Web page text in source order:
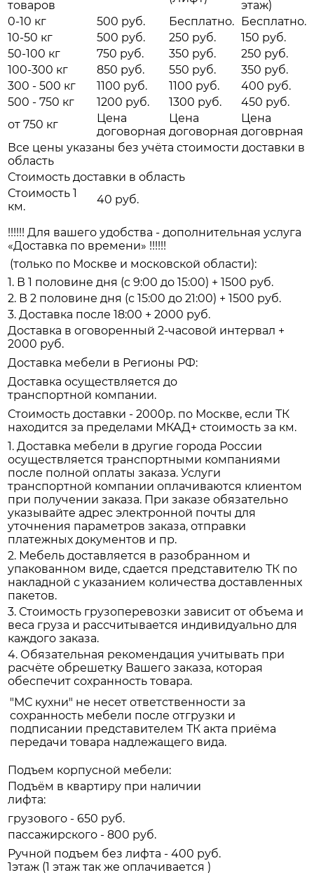
товаров
этаж)
0-10 кг
500 руб. Бесплатно.
Бесплатно.
10-50 кг
500 руб. 250 руб.
150 руб.
50-100 кг
750 руб. 350 руб.
250 руб.
100-300 кг
850 руб. 550 руб.
350 руб.
300 - 500 кг
1100 руб. 1100 руб.
400 руб.
500 - 750 кг
1200 руб. 1300 руб.
450 руб.
от 750 кг
Цена
договорная
Цена
договорная
Цена
договрная
Все цены указаны без учёта стоимости доставки в
область
Стоимость доставки в область
Стоимость 1
км.
40 руб.
!!!!!! Для вашего удобства - дополнительная услуга
«Доставка по времени» !!!!!!
(только по Москве и московской области):
1. В 1 половине дня (с 9:00 до 15:00) + 1500 руб.
2. В 2 половине дня (с 15:00 до 21:00) + 1500 руб.
3. Доставка после 18:00 + 2000 руб.
Доставка в оговоренный 2-часовой интервал +
2000 руб.
Доставка мебели в Регионы РФ:
Доставка осуществляется до
транспортной компании.
Стоимость доставки - 2000р. по Москве, если ТК
находится за пределами МКАД+ стоимость за км.
1. Доставка мебели в другие города России
осуществляется транспортными компаниями
после полной оплаты заказа. Услуги
транспортной компании оплачиваются клиентом
при получении заказа. При заказе обязательно
указывайте адрес электронной почты для
уточнения параметров заказа, отправки
платежных документов и пр.
2. Мебель доставляется в разобранном и
упакованном виде, сдается представителю ТК по
накладной с указанием количества доставленных
пакетов.
3. Стоимость грузоперевозки зависит от объема и
веса груза и рассчитывается индивидуально для
каждого заказа.
4. Обязательная рекомендация учитывать при
расчёте обрешетку Вашего заказа, которая
обеспечит сохранность товара.
"МС кухни" не несет ответственности за
сохранность мебели после отгрузки и
подписании представителем ТК акта приёма
передачи товара надлежащего вида.
Подъем корпусной мебели:
Подъём в квартиру при наличии
лифта:
грузового - 650 руб.
пассажирского - 800 руб.
Ручной подъем без лифта - 400 руб.
1этаж (1 этаж так же оплачивается )